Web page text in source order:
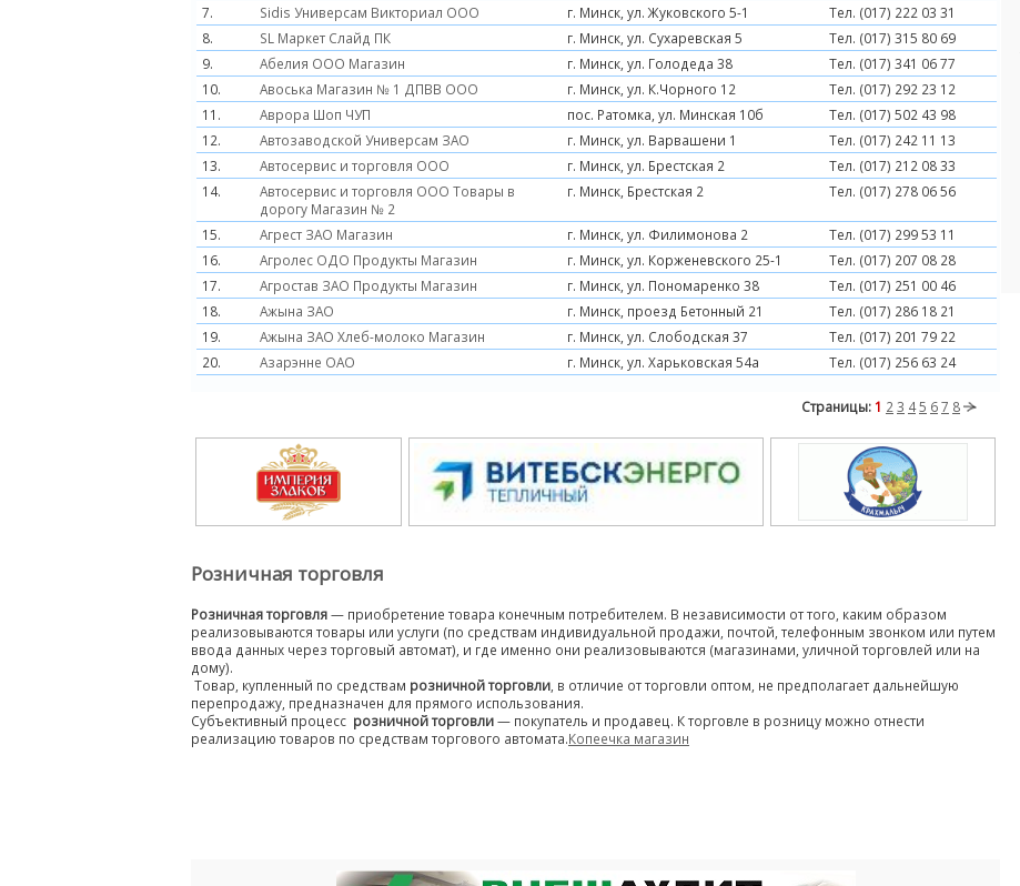
7.
Sidis Универсам Викториал ООО г. Минск, ул. Жуковского 5-1
Тел. (017) 222 03 31
8.
SL Маркет Слайд ПК г. Минск, ул. Сухаревская 5
Тел. (017) 315 80 69
9.
Абелия ООО Магазин г. Минск, ул. Голодеда 38
Тел. (017) 341 06 77
10.
Авоська Магазин № 1 ДПВВ ООО г. Минск, ул. К.Чорного 12
Тел. (017) 292 23 12
11.
Аврора Шоп ЧУП пос. Ратомка, ул. Минская 10б
Тел. (017) 502 43 98
12.
Автозаводской Универсам ЗАО г. Минск, ул. Варвашени 1
Тел. (017) 242 11 13
13.
Автосервис и торговля ООО г. Минск, ул. Брестская 2
Тел. (017) 212 08 33
14.
Автосервис и торговля ООО Товары в
дорогу Магазин № 2
г. Минск, Брестская 2 Тел. (017) 278 06 56
15. Агрест ЗАО Магазин г. Минск, ул. Филимонова 2
Тел. (017) 299 53 11
16.
Агролес ОДО Продукты Магазин г. Минск, ул. Корженевского 25-1
Тел. (017) 207 08 28
17.
Агростав ЗАО Продукты Магазин г. Минск, ул. Пономаренко 38
Тел. (017) 251 00 46
18.
Ажына ЗАО г. Минск, проезд Бетонный 21
Тел. (017) 286 18 21
19.
Ажына ЗАО Хлеб-молоко Магазин г. Минск, ул. Слободская 37
Тел. (017) 201 79 22
20.
Азарэнне ОАО г. Минск, ул. Харьковская 54а Тел. (017) 256 63 24
Страницы: 1 2 3 45 67 8
Розничная торговля
Розничная торговля— приобретение товара конечным потребителем. В независимости от того, каким образом
реализовываются товары или услуги (по средствам индивидуальной продажи, почтой, телефонным звонком или путем
ввода данных через торговый автомат), и где именно они реализовываются (магазинами, уличной торговлей или на
дому).
Товар, купленный по средствам розничной торговли , в отличие от торговли оптом, не предполагает дальнейшую
перепродажу, предназначен для прямого использования.
Субъективный процесс розничной торговли— покупатель и продавец. К торговле в розницу можно отнести
реализацию товаров по средствам торгового автомата.Копеечка магазин